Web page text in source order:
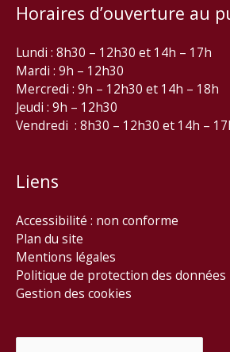
Horaires d’ouverture au
Lundi : 8h30 – 12h30 et 14h – 17h
Mardi : 9h – 12h30
Mercredi : 9h – 12h30 et 14h – 18h
Jeudi : 9h – 12h30
Vendredi : 8h30 – 12h30 et 14h –
Liens
Accessibilité : non conforme
Plan du site
Mentions légales
Politique de protection des données
Gestion des cookies